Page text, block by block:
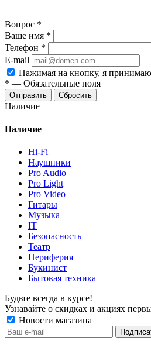
Вопрос *
Ваше имя *
Телефон *
E-mail
Нажимая на кнопку, я принимаю
* — Обязательные поля
Отправить Сбросить
Наличие
Наличие
Hi-Fi
Наушники
Pro Audio
Pro Light
Pro Video
Гитары
Музыка
IT
Безопасность
Театр
Периферия
Букинист
Бытовая техника
Будьте всегда в курсе!
Узнавайте о скидках и акциях
Новости магазина